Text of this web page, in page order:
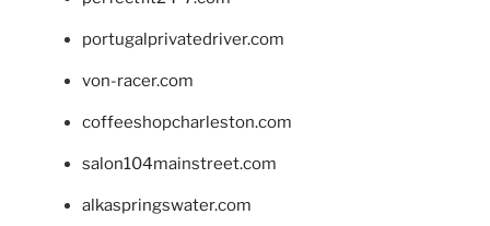
portugalprivatedriver.com
von-racer.com
coffeeshopcharleston.com
salon104mainstreet.com
alkaspringswater.com